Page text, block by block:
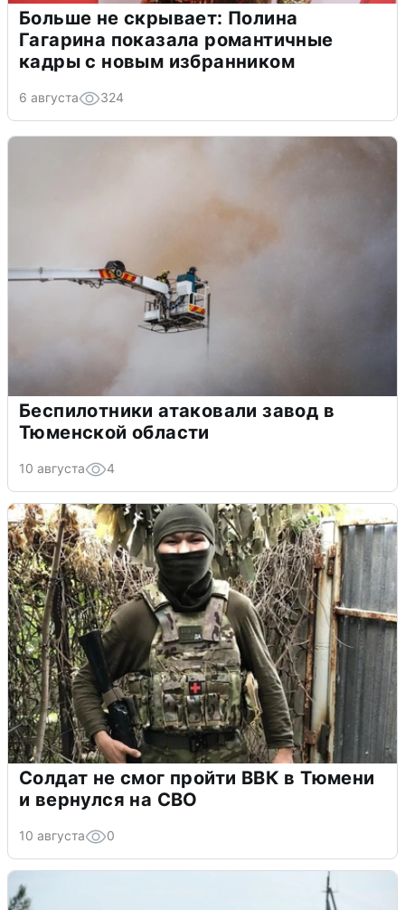
Больше не скрывает: Полина
Гагарина показала романтичные
кадры с новым избранником
6 августа 324
Беспилотники атаковали завод в
Тюменской области
10 августа 4
Солдат не смог пройти ВВК в Тюмени
и вернулся на СВО
10 августа 0